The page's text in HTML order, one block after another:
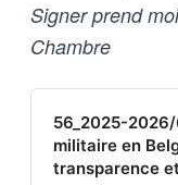
Signer prend
Chambre
56_2025-
militaire en
transparence